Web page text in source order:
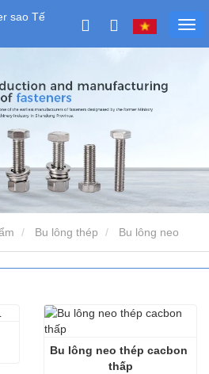
sao Tế
Bu lông thép Bu lông neo
Bu lông neo thép cacbon
thấp